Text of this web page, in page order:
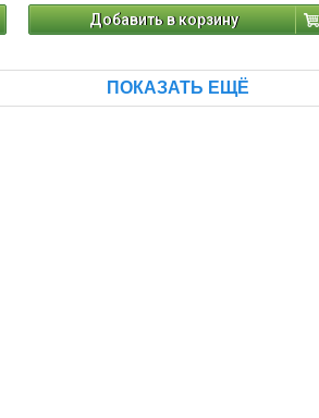
Добавить в корзину
ПОКАЗАТЬ ЕЩЁ